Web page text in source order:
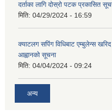
दर्ताका लागि दोस्रो पटक प्रकासित
मिति: 04/29/2024 - 16:59
क्याटलग सपिंग विधिबाट एम्बुलेन्स खरिद
आह्वानको सूचना
मिति: 04/04/2024 - 09:24
अन्य